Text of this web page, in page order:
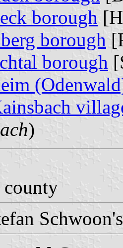
borough
borough
borough
)
county